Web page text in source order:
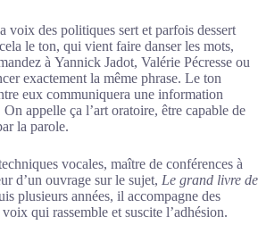
voix des politiques ​sert et parfois dessert
le ton, qui vient faire danser les mots,
à Yannick Jadot, Valérie Pécresse ou
exactement la même phrase. Le ton
eux communiquera une information
​appelle ça l’art oratoire, être capable de
la parole.
vocales, maître de conférences à
d’un ouvrage sur le sujet, Le grand livre de
plusieurs années, il accompagne des
qui rassemble et suscite l’adhésion.